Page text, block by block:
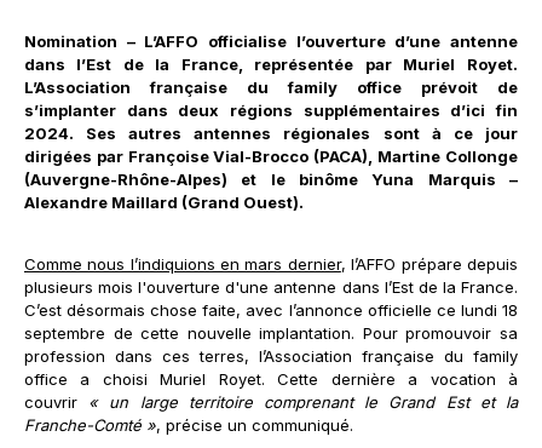
Nomination – L’AFFO officialise l’ouverture d’une antenne
dans l’Est de la France, représentée par Muriel Royet.
L’Association française du family office prévoit de
s’implanter dans deux régions supplémentaires d’ici fin
2024. Ses autres antennes régionales sont à ce jour
dirigées par Françoise Vial-Brocco (PACA), Martine Collonge
(Auvergne-Rhône-Alpes) et le binôme Yuna Marquis –
Alexandre Maillard (Grand Ouest).
Comme nous l’indiquions en mars dernier, l’AFFO prépare depuis
plusieurs mois l'ouverture d'une antenne dans l’Est de la France.
C’est désormais chose faite, avec l’annonce officielle ce lundi 18
septembre de cette nouvelle implantation. Pour promouvoir sa
profession dans ces terres, l’Association française du family
office a choisi Muriel Royet. Cette dernière a vocation à
couvrir « un large territoire comprenant le Grand Est et la
Franche-Comté », précise un communiqué.